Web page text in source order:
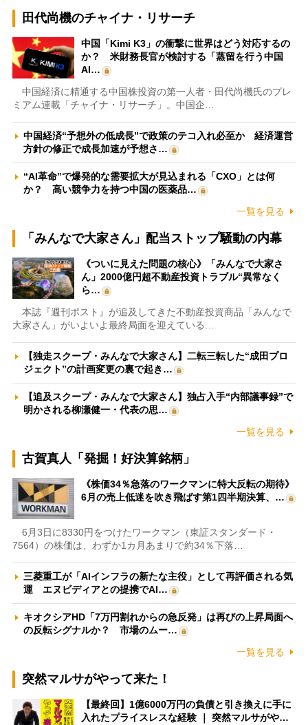
田代尚機のチャイナ・リサーチ
中国「Kimi K3」の衝撃に世界はどう対応するの
か？ 米財務長官が検討する「蒸留を行う中国
AI…
中国経済に精通する中国株投資の第一人者・田代尚機氏のプレ
ミアム連載「チャイナ・リサーチ」。中国企…
中国経済“予想外の低成長”で政策のテコ入れ必至か 経済運営
方針の修正で成長加速が予想さ…
“AI革命”で爆発的な需要拡大が見込まれる「CXO」とは何
か？ 高い競争力を持つ中国の医薬品…
一覧を見る
「みんなで大家さん」配当ストップ騒動の内幕
《ついに見えた問題の核心》「みんなで大家さ
ん」2000億円超不動産投資トラブル“異常なく
ら…
本誌『週刊ポスト』が追及してきた不動産投資商品「みんなで
大家さん」がいよいよ最終局面を迎えている…
【独走スクープ・みんなで大家さん】二転三転した“成田プロ
ジェクト”の計画変更の裏で起き…
【追及スクープ・みんなで大家さん】独占入手“内部議事録”で
明かされる柳瀬健一・代表の思…
一覧を見る
古賀真人「発掘！好決算銘柄」
《株価34％急落のワークマンに特大反転の期待》
6月の売上低迷を吹き飛ばす第1四半期決算、…
6月3日に8330円をつけたワークマン（東証スタンダード・
7564）の株価は、わずか1カ月あまりで約34％下落…
三菱重工が「AIインフラの新たな主役」として再評価される気
運 エヌビディアとの提携でAI…
キオクシアHD「7万円割れからの急反発」は再びの上昇局面へ
の反転シグナルか？ 市場のムー…
一覧を見る
突然マルサがやって来た！
【最終回】1億6000万円の負債と引き換えに手に
入れたプライスレスな経験 ｜ 突然マルサがや…